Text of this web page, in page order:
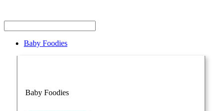
Baby Foodies
Baby Foodies